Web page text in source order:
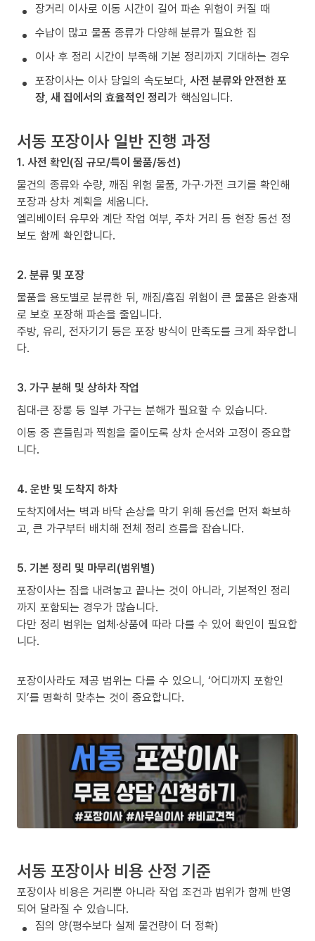
장거리 이사로 이동 시간이 길어 파손 위험이 커질 때
수납이 많고 물품 종류가 다양해 분류가 필요한 집
이사 후 정리 시간이 부족해 기본 정리까지 기대하는 경우
포장이사는 이사 당일의 속도보다, 사전 분류와 안전한 포
장, 새 집에서의 효율적인 정리가 핵심입니다.
서동 포장이사 일반 진행 과정
1. 사전 확인(짐 규모/특이 물품/동선)
물건의 종류와 수량, 깨짐 위험 물품, 가구·가전 크기를 확인해
포장과 상차 계획을 세웁니다.
엘리베이터 유무와 계단 작업 여부, 주차 거리 등 현장 동선 정
보도 함께 확인합니다.
2. 분류 및 포장
물품을 용도별로 분류한 뒤, 깨짐/흠집 위험이 큰 물품은 완충재
로 보호 포장해 파손을 줄입니다.
주방, 유리, 전자기기 등은 포장 방식이 만족도를 크게 좌우합니
다.
3. 가구 분해 및 상하차 작업
침대·큰 장롱 등 일부 가구는 분해가 필요할 수 있습니다.
이동 중 흔들림과 찍힘을 줄이도록 상차 순서와 고정이 중요합
니다.
4. 운반 및 도착지 하차
도착지에서는 벽과 바닥 손상을 막기 위해 동선을 먼저 확보하
고, 큰 가구부터 배치해 전체 정리 흐름을 잡습니다.
5. 기본 정리 및 마무리(범위별)
포장이사는 짐을 내려놓고 끝나는 것이 아니라, 기본적인 정리
까지 포함되는 경우가 많습니다.
다만 정리 범위는 업체·상품에 따라 다를 수 있어 확인이 필요합
니다.
포장이사라도 제공 범위는 다를 수 있으니, ‘어디까지 포함인
지’를 명확히 맞추는 것이 중요합니다.
서동 포장이사 비용 산정 기준
포장이사 비용은 거리뿐 아니라 작업 조건과 범위가 함께 반영
되어 달라질 수 있습니다.
짐의 양(평수보다 실제 물건량이 더 정확)